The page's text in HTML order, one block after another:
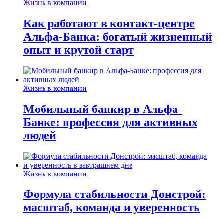
Жизнь в компании
Как работают в контакт-центре
Альфа-Банка: богатый жизненный
опыт и крутой старт
Жизнь в компании
Мобильный банкир в Альфа-
Банке: профессия для активных
людей
Жизнь в компании
Формула стабильности Донстрой:
масштаб, команда и уверенность